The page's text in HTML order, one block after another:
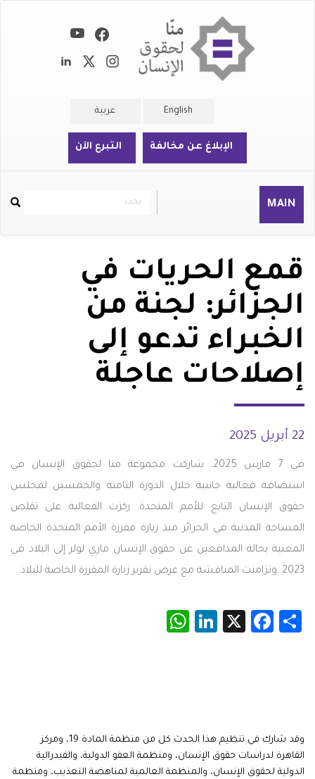
English عربية
الإبلاغ عن مخالفة التبرع الآن
MAIN
Rechercher
بحث
قمع الحريات في
الجزائر: لجنة من
الخبراء تدعو إلى
إصلاحات عاجلة
22 أبريل 2025
في 7 مارس 2025، شاركت مجموعة منا لحقوق الإنسان في
استضافة فعالية جانبية خلال الدورة الثامنة والخمسين لمجلس
حقوق الإنسان التابع للأمم المتحدة. ركزت الفعالية على تقلص
المساحة المدنية في الجزائر منذ زيارة مقررة الأمم المتحدة الخاصة
المعنية بحالة المدافعين عن حقوق الإنسان ماري لولر إلى البلاد في
2023 .وتزامنت المناقشة مع عرض تقرير زيارة المقررة الخاصة للبلاد
Share
Facebook
X
LinkedIn
وقد شارك في تنظيم هذا الحدث كل من منظمة المادة 19، ومركز
القاهرة لدراسات حقوق الإنسان، ومنظمة العفو الدولية، والفيدرالية
الدولية لحقوق الإنسان، والمنظمة العالمية لمناهضة التعذيب، ومنظمة